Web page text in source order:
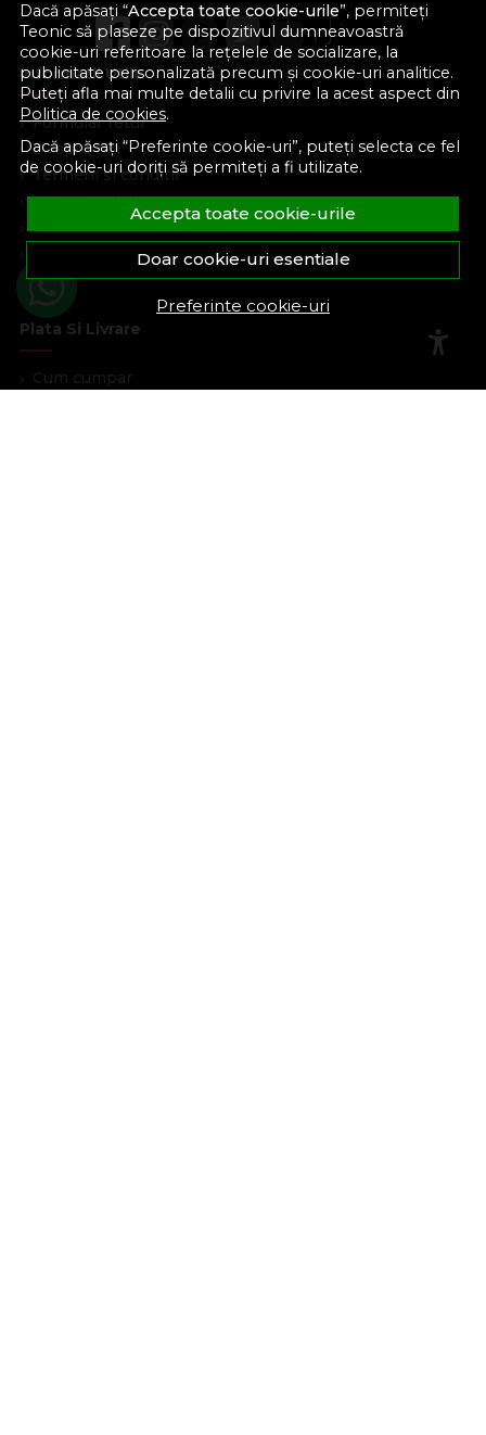
Dacă apăsați “Accepta toate cookie-urile”, permiteți
Teonic să plaseze pe dispozitivul dumneavoastră
cookie-uri referitoare la rețelele de socializare, la
publicitate personalizată precum și cookie-uri analitice.
Puteți afla mai multe detalii cu privire la acest aspect din
Politica de cookies.
Dacă apăsați “Preferinte cookie-uri”, puteți selecta ce fel
de cookie-uri doriți să permiteți a fi utilizate.
Accepta toate cookie-urile
Doar cookie-uri esentiale
Preferinte cookie-uri
Informatii Utile
Formular retur
Despre noi
Termeni si conditii
Confidentialitate
Marturiile clientilor
Politica de Cookies
Blog
Plata Si Livrare
Cum cumpar